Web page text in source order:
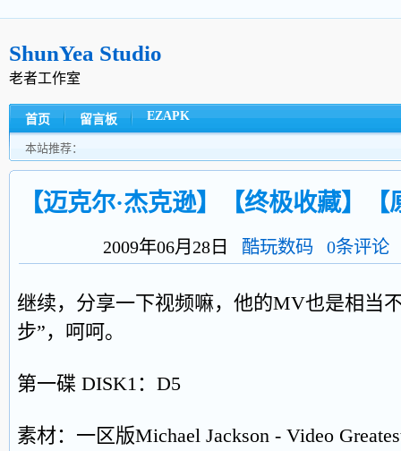
ShunYea Studio
老者工作室
首页 留言板 EZAPK
本站推荐：
【迈克尔·杰克逊】【终极收藏】
2009年06月28日 酷玩数码 0条评论
继续，分享一下视频嘛，他的MV也是相当
步”，呵呵。
第一碟 DISK1：D5
素材：一区版Michael Jackson - Video